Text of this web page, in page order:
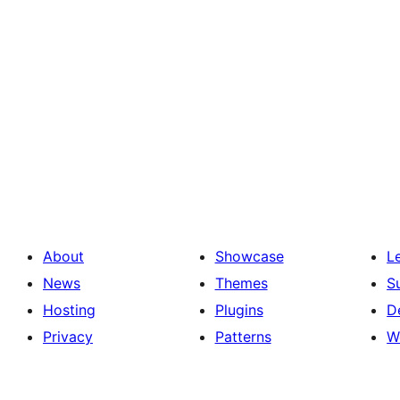
About
News
Hosting
Privacy
Showcase
Themes
Plugins
Patterns